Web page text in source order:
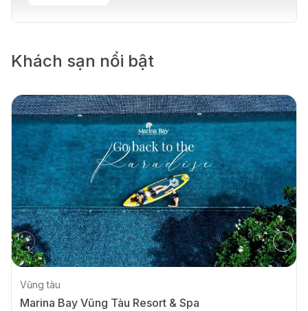
Khách sạn nổi bật
Vũng tàu
Marina Bay Vũng Tàu Resort & Spa
‹ ›